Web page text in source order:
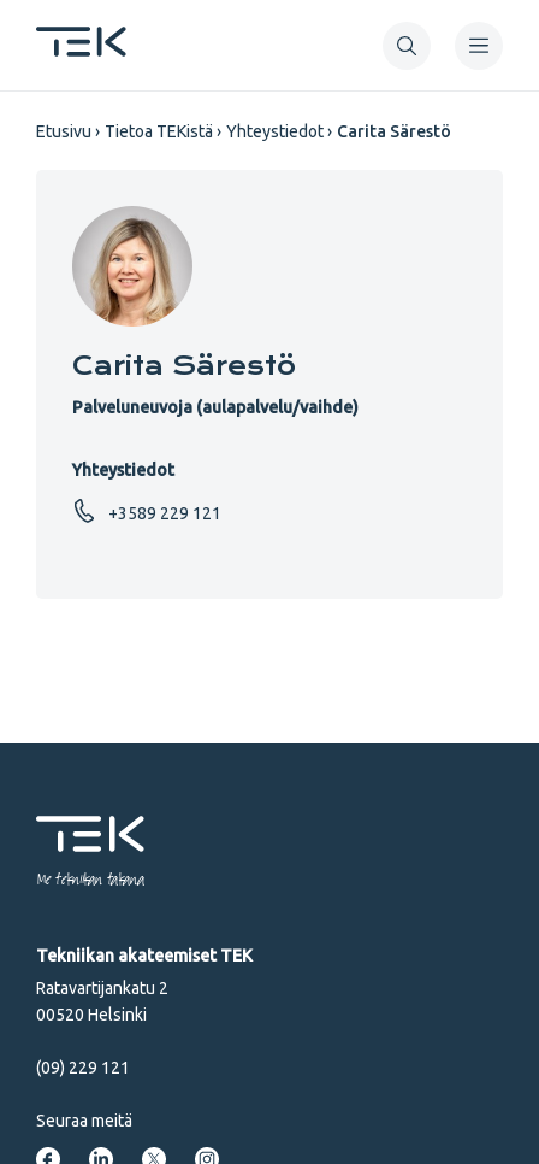
pääsisältöön
Murupolku
Etusivu Tietoa TEKistä Yhteystiedot Carita Särestö
Carita Särestö
Palveluneuvoja (aulapalvelu/vaihde)
Yhteystiedot
+3589 229 121
Me tekniikan takana
Tekniikan akateemiset TEK
Ratavartijankatu 2
00520 Helsinki
(09) 229 121
Seuraa meitä